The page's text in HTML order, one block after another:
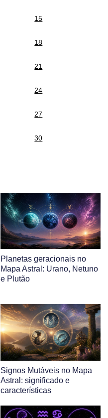
15
18
21
24
27
30
Planetas geracionais no
Mapa Astral: Urano, Netuno
e Plutão
Signos Mutáveis no Mapa
Astral: significado e
características